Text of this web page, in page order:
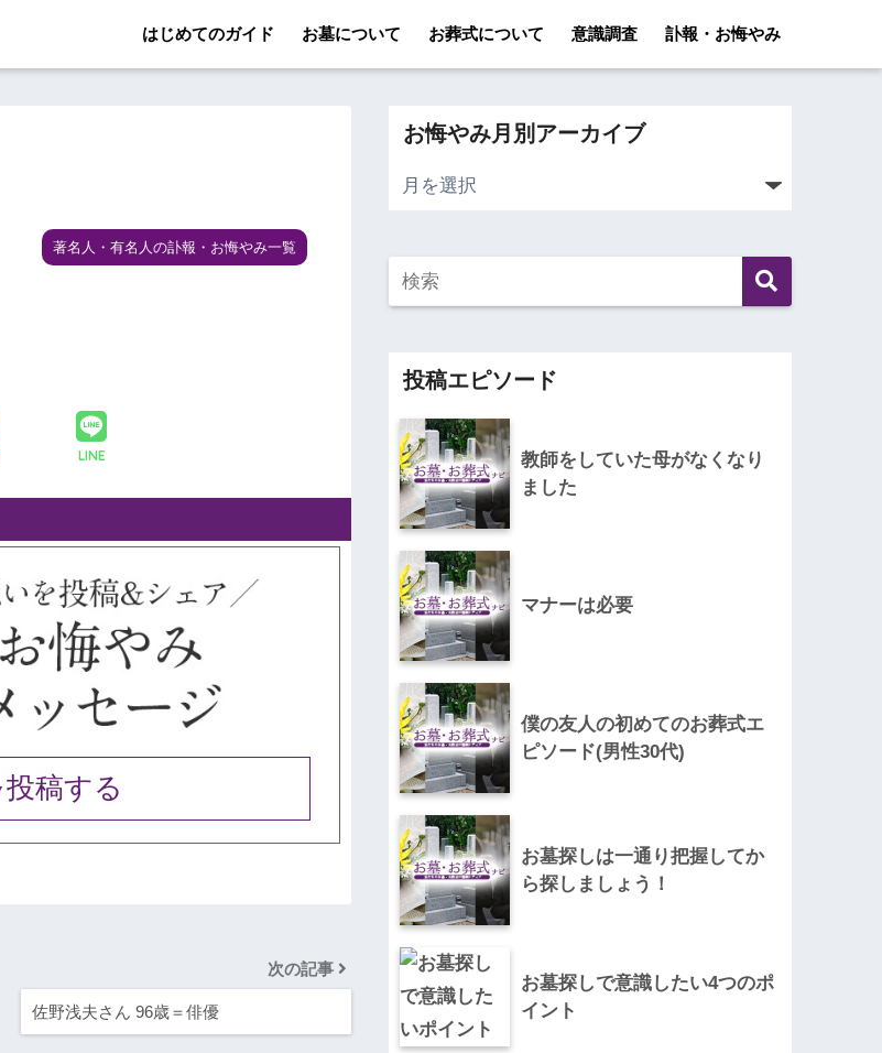
はじめてのガイド お墓について お葬式について 意識調査 訃報・お悔やみ
著名人・有名人の訃報・お悔やみ一覧
LINE
投稿する
次の記事
佐野浅夫さん 96歳＝俳優
お悔やみ月別アーカイブ
投稿エピソード
教師をしていた母がなくなり
ました
マナーは必要
僕の友人の初めてのお葬式エ
ピソード(男性30代)
お墓探しは一通り把握してか
ら探しましょう！
お墓探しで意識したい4つのポ
イント